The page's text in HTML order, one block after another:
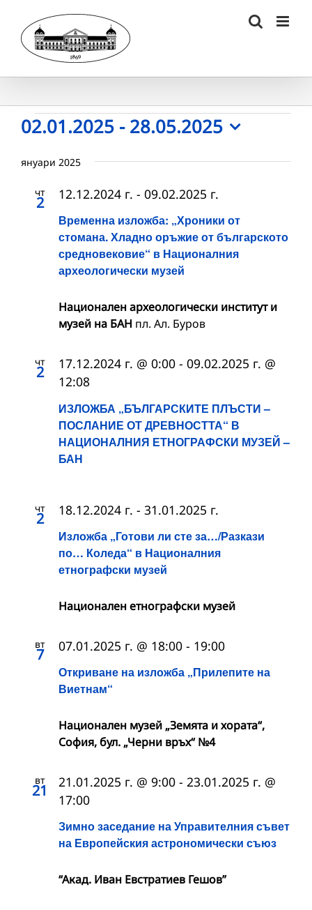
content
Събития
02.01.2025 - 28.05.2025
date.
януари 2025
чт
2
Временна изложба: „Хроники от
стомана. Хладно оръжие от българското
средновековие“ в Националния
археологически музей
12.12.2024 г. - 09.02.2025 г.
Национален археологически институт и
музей на БАН пл. Ал. Буров
чт
2
ИЗЛОЖБА „БЪЛГАРСКИТЕ ПЛЪСТИ –
ПОСЛАНИЕ ОТ ДРЕВНОСТТА“ В
НАЦИОНАЛНИЯ ЕТНОГРАФСКИ МУЗЕЙ –
БАН
17.12.2024 г. @ 0:00 - 09.02.2025 г. @
12:08
чт
2
Изложба „Готови ли сте за…/Разкази
по… Коледа“ в Националния
етнографски музей
18.12.2024 г. - 31.01.2025 г.
Национален етнографски музей
вт
7
Откриване на изложба „Прилепите на
Виетнам“
07.01.2025 г. @ 18:00 - 19:00
Национален музей „Земята и хората“,
София, бул. „Черни връх“ №4
вт
21
Зимно заседание на Управителния съвет
на Европейския астрономически съюз
21.01.2025 г. @ 9:00 - 23.01.2025 г. @
17:00
“Акад. Иван Евстратиев Гешов”